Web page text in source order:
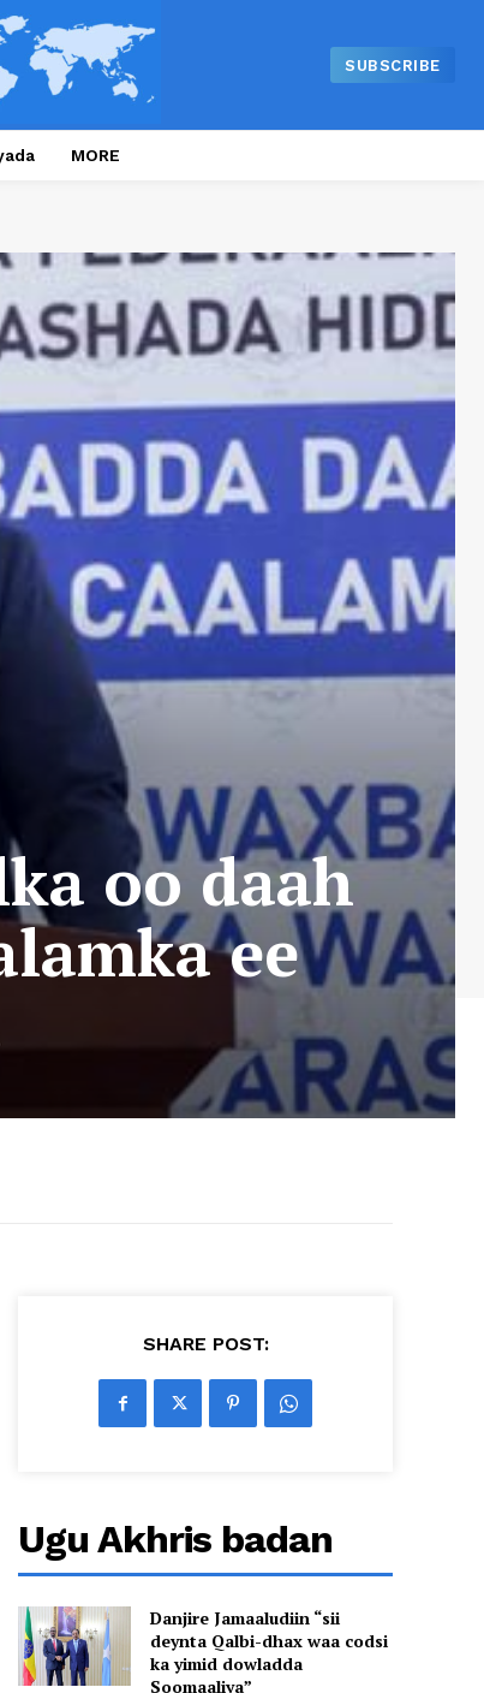
SUBSCRIBE
MORE
oo daah
ee
SHARE POST:
Ugu Akhris badan
Danjire Jamaaludiin “sii
deynta Qalbi-dhax waa codsi
ka yimid dowladda
Soomaaliya”